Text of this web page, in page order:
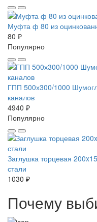
Муфта ф 80 из
80 ₽
Популярно
ГПП 500х300/1000
каналов
4940 ₽
Популярно
Заглушка торцевая
стали
1030 ₽
Почему